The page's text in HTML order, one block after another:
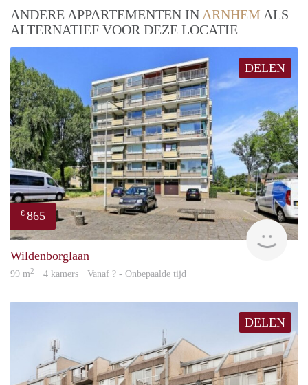
ANDERE APPARTEMENTEN IN ARNHEM ALS
ALTERNATIEF VOOR DEZE LOCATIE
DELEN
€ 865
rent
Wildenborglaan
99 m2 · 4 kamers · Vanaf ? - Onbepaalde tijd
DELEN